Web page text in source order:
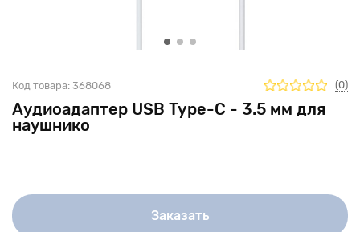
Аудиоадаптер USB Type-C - 3.5 мм для
наушнико
Код товара: 368068 (0)
Заказать